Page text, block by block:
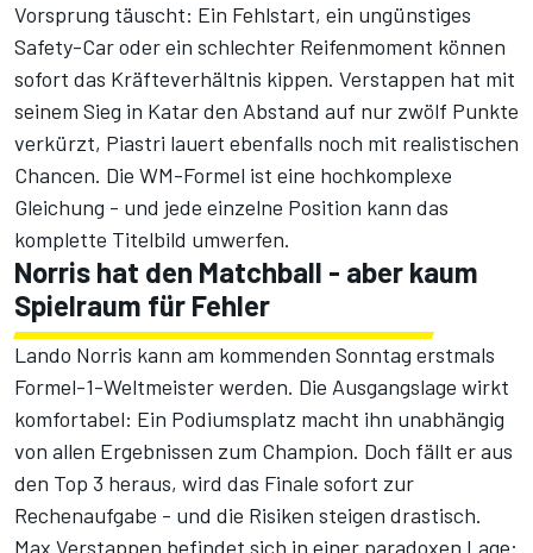
Vorsprung täuscht: Ein Fehlstart, ein ungünstiges
Safety-Car oder ein schlechter Reifenmoment können
sofort das Kräfteverhältnis kippen. Verstappen hat mit
seinem Sieg in Katar den Abstand auf nur zwölf Punkte
verkürzt, Piastri lauert ebenfalls noch mit realistischen
Chancen. Die WM-Formel ist eine hochkomplexe
Gleichung - und jede einzelne Position kann das
komplette Titelbild umwerfen.
Norris hat den Matchball - aber kaum
Spielraum für Fehler
Lando Norris kann am kommenden Sonntag erstmals
Formel-1-Weltmeister werden. Die Ausgangslage wirkt
komfortabel: Ein Podiumsplatz macht ihn unabhängig
von allen Ergebnissen zum Champion. Doch fällt er aus
den Top 3 heraus, wird das Finale sofort zur
Rechenaufgabe - und die Risiken steigen drastisch.
Max Verstappen befindet sich in einer paradoxen Lage: